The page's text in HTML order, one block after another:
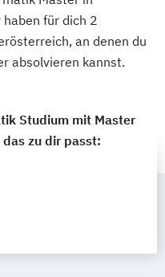
für dich 2
an denen du
absolvieren kannst.
Studium mit Master
zu dir passt: